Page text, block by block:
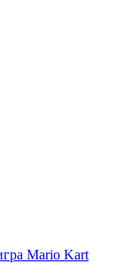
Mario Kart